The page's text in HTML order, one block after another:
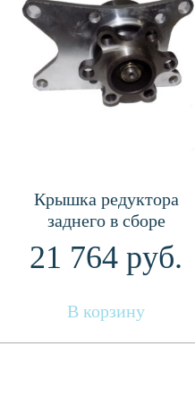
Крышка редуктора
заднего в сборе
(передняя) 26200-058-09-
01A
21 764 руб.
В корзину